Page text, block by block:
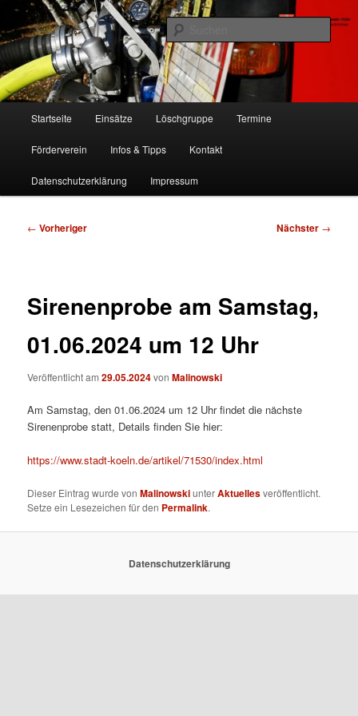
Zum
primären
Inhalt
springenFF Köln, LG RD
Freiwillige Feuerwehr Köln, Löschgruppe Rodenkirchen
Startseite Einsätze Löschgruppe Termine
Förderverein Infos & Tipps Kontakt
Datenschutzerklärung Impressum
Beitragsnavigation
← Vorheriger Nächster →
Sirenenprobe am Samstag,
01.06.2024 um 12 Uhr
Veröffentlicht am29.05.2024vonMalinowski
Am Samstag, den 01.06.2024 um 12 Uhr findet die nächste
Sirenenprobe statt, Details finden Sie hier:
https://www.stadt-koeln.de/artikel/71530/index.html
Dieser Eintrag wurde vonMalinowskiunterAktuellesveröffentlicht.
Setze ein Lesezeichen für den Permalink.
Datenschutzerklärung